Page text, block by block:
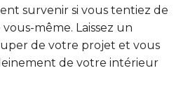
survenir si vous tentiez de
même. Laissez un
de votre projet et vous
de votre intérieur